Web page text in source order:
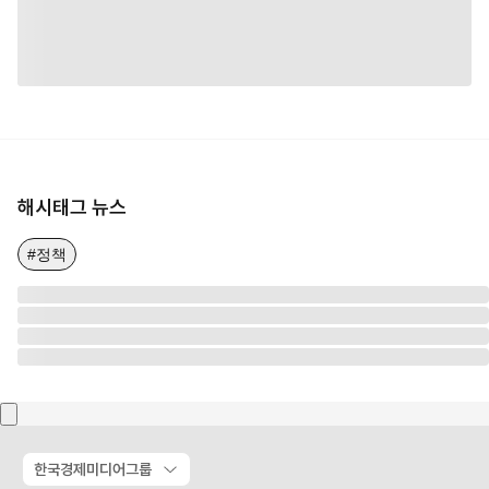
해시태그 뉴스
#정책
한국경제미디어그룹